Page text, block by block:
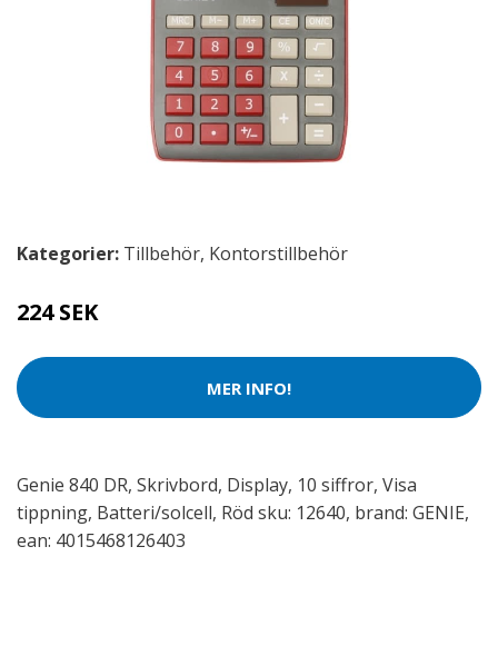
Kategorier: Tillbehör, Kontorstillbehör
224 SEK
MER INFO!
Genie 840 DR, Skrivbord, Display, 10 siffror, Visa
tippning, Batteri/solcell, Röd sku: 12640, brand: GENIE,
ean: 4015468126403